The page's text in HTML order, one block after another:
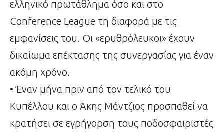
ελληνικό πρωτάθλημα όσο και στο
Conference League τη διαφορά με τις
εμφανίσεις του. Οι «ερυθρόλευκοι» έχουν
δικαίωμα επέκτασης της συνεργασίας για έναν
ακόμη χρόνο.
• Έναν μήνα πριν από τον τελικό του
Κυπέλλου και ο Άκης Μάντζιος προσπαθεί να
κρατήσει σε εγρήγορση τους ποδοσφαιριστές